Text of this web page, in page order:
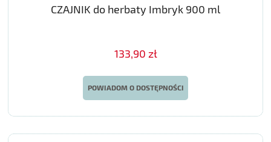
CZAJNIK do herbaty Imbryk 900 ml
133,90 zł
POWIADOM O DOSTĘPNOŚCI